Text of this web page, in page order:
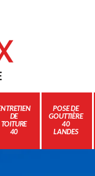
DE
TOITURE
40
POSE DE
GOUTTIÈRE
40
LANDES